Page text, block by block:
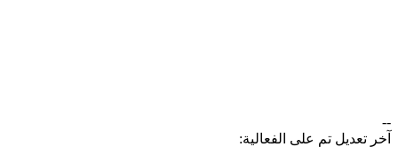
--
آخر تعديل تم على الفعالية: